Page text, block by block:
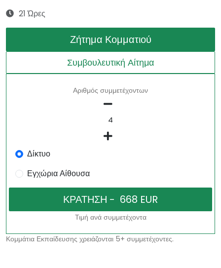
21 Ώρες
Ζήτημα Κομματιού
Συμβουλευτική Αίτημα
Αριθμός συμμετέχοντων
Δίκτυο
Εγχώρια Αίθουσα
Τιμή ανά συμμετέχοντα
Κομμάτια Εκπαίδευσης χρειάζονται 5+ συμμετέχοντες.